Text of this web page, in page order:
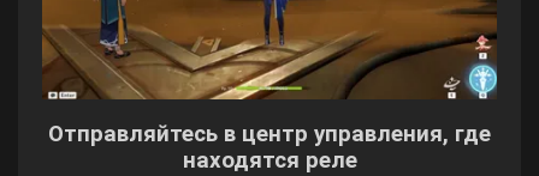
Отправляйтесь в центр управления, где
находятся реле